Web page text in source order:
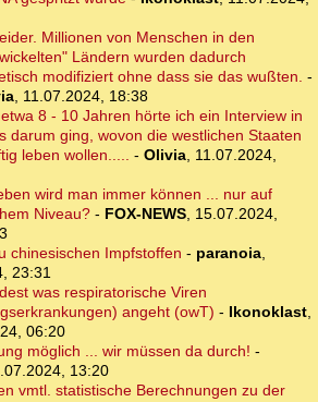
Millionen von Menschen in den
Ländern wurden dadurch
modifiziert ohne dass sie das wußten. -
, 11.07.2024, 18:38
8 - 10 Jahren hörte ich ein Interview in
darum ging, wovon die westlichen Staaten
leben wollen..... - Olivia, 11.07.2024,
wird man immer können ... nur auf
Niveau? - FOX-NEWS, 15.07.2024,
chinesischen Impfstoffen - paranoia,
23:31
was respiratorische Viren
angeht (owT) - Ikonoklast,
06:20
möglich ... wir müssen da durch! -
13:20
vmtl. statistische Berechnungen zu der